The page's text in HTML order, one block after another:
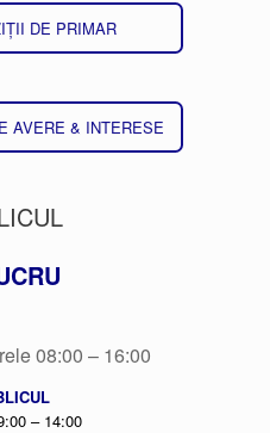
DE PRIMAR
AVERE & INTERESE
08:00 – 16:00
– 14:00